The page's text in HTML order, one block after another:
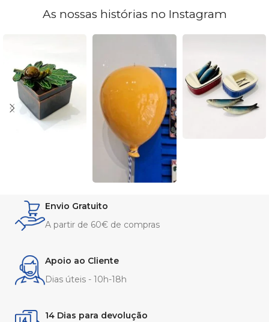
As nossas histórias no Instagram
Envio Gratuito
A partir de 60€ de compras
Apoio ao Cliente
Dias úteis - 10h-18h
14 Dias para devolução